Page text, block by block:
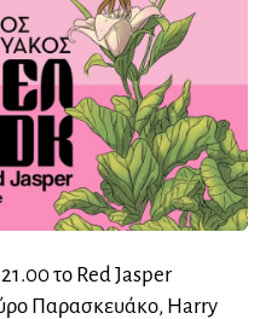
το Red Jasper
Παρασκευάκο, Harry